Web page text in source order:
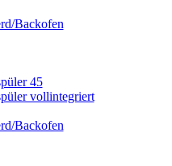
Backofen
45
vollintegriert
Backofen